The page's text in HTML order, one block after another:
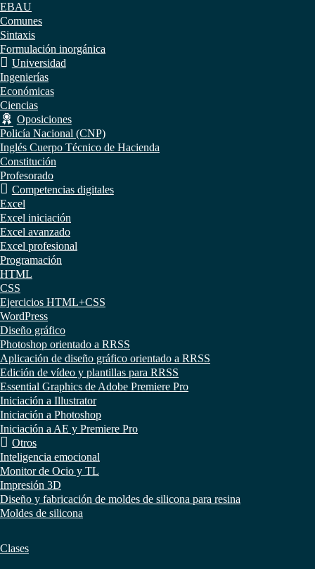
EBAU
Comunes
Sintaxis
Formulación inorgánica
Universidad
Ingenierías
Económicas
Ciencias
Oposiciones
Policía Nacional (CNP)
Inglés Cuerpo Técnico de Hacienda
Constitución
Profesorado
Competencias digitales
Excel
Excel iniciación
Excel avanzado
Excel profesional
Programación
HTML
CSS
Ejercicios HTML+CSS
WordPress
Diseño gráfico
Photoshop orientado a RRSS
Aplicación de diseño gráfico orientado a RRSS
Edición de vídeo y plantillas para RRSS
Essential Graphics de Adobe Premiere Pro
Iniciación a Illustrator
Iniciación a Photoshop
Iniciación a AE y Premiere Pro
Otros
Inteligencia emocional
Monitor de Ocio y TL
Impresión 3D
Diseño y fabricación de moldes de silicona para resina
Moldes de silicona
Clases